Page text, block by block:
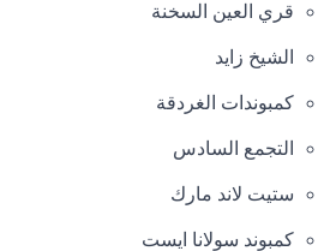
قري العين السخنة
الشيخ زايد
كمبوندات الغردقة
التجمع السادس
ستيت لاند مارك
كمبوند سولانا ايست